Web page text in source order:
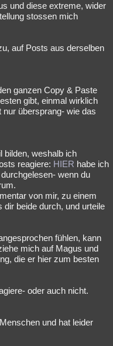
und diese extreme, wider
stossen mich
auf Posts aus derselben
ganzen Copy & Paste
gibt, einmal wirklich
übersprang- wie das
bilden, weshalb ich
reagiere: HIER habe ich
wenn du
von mir, zu einem
beide durch, und urteile
fühlen, kann
mich auf Magus und
die er hier zum besten
oder auch nicht.
und hat leider